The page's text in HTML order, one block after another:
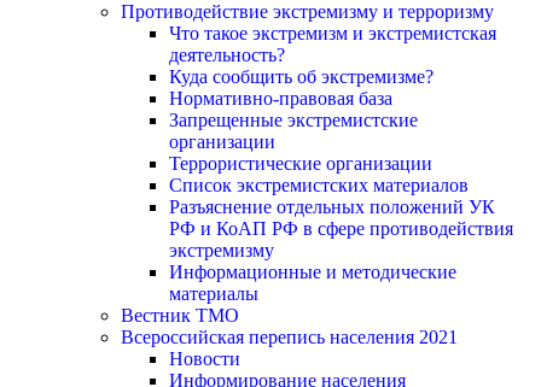
Противодействие экстремизму и терроризму
Что такое экстремизм и экстремистская
деятельность?
Куда сообщить об экстремизме?
Нормативно-правовая база
Запрещенные экстремистские
организации
Террористические организации
Список экстремистских материалов
Разъяснение отдельных положений УК
РФ и КоАП РФ в сфере противодействия
экстремизму
Информационные и методические
материалы
Вестник ТМО
Всероссийская перепись населения 2021
Новости
Информирование населения